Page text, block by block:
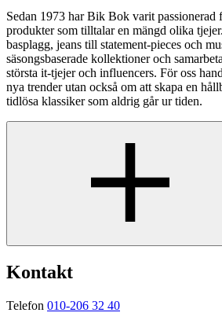
Sedan 1973 har Bik Bok varit passionerad
produkter som tilltalar en mängd olika
basplagg, jeans till statement-pieces och
säsongsbaserade kollektioner och
största it-tjejer och influencers. För oss
nya trender utan också om att skapa en
tidlösa klassiker som aldrig går ur tiden.
Kontakt
Telefon 010-206 32 40